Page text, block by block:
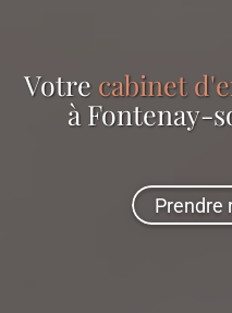
Votre cabinet
à Fontenay-
Prendre